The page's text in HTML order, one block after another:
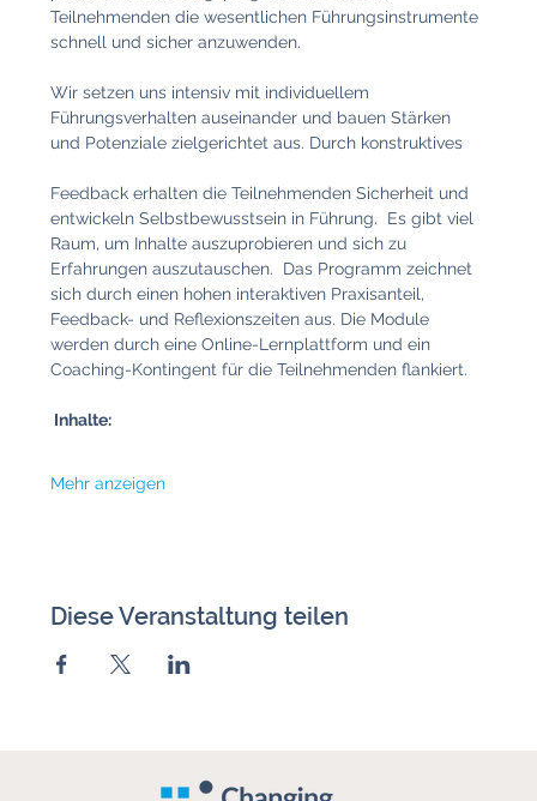
Teilnehmenden die wesentlichen Führungsinstrumente
schnell und sicher anzuwenden.
Wir setzen uns intensiv mit individuellem
Führungsverhalten auseinander und bauen Stärken
und Potenziale zielgerichtet aus. Durch konstruktives
Feedback erhalten die Teilnehmenden Sicherheit und
entwickeln Selbstbewusstsein in Führung.  Es gibt viel
Raum, um Inhalte auszuprobieren und sich zu
Erfahrungen auszutauschen.  Das Programm zeichnet
sich durch einen hohen interaktiven Praxisanteil,
Feedback- und Reflexionszeiten aus. Die Module
werden durch eine Online-Lernplattform und ein
Coaching-Kontingent für die Teilnehmenden flankiert.
Inhalte:
Mehr anzeigen
Diese Veranstaltung teilen